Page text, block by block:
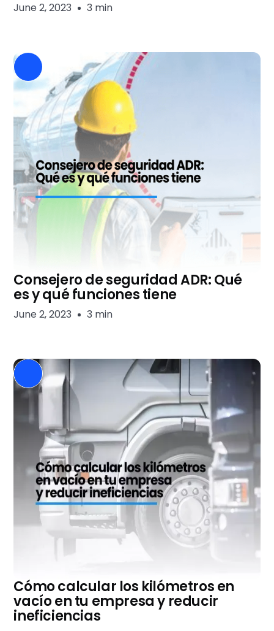
June 2, 2023 3 min
Consejero de seguridad ADR: Qué
es y qué funciones tiene
June 2, 2023 3 min
Cómo calcular los kilómetros en
vacío en tu empresa y reducir
ineficiencias